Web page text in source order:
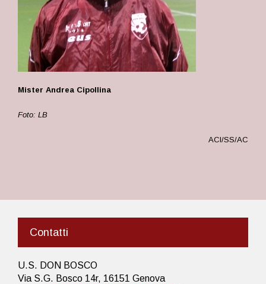
Mister Andrea Cipollina
Foto: LB
ACI/SS/AC
Contatti
U.S. DON BOSCO
Via S.G. Bosco 14r, 16151 Genova